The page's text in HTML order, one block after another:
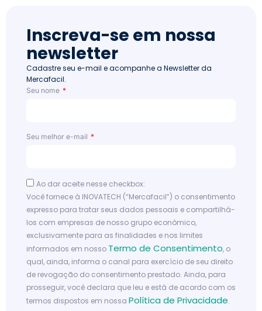
Inscreva-se em nossa
newsletter
Cadastre seu e-mail e acompanhe a Newsletter da
Mercafacil.
Seu nome
Seu melhor e-mail
Ao dar aceite nesse checkbox:
Você fornece à INOVATECH (“Mercafacil”) o consentimento
expresso para tratar seus dados pessoais e compartilhá-
los com empresas de nosso grupo econômico,
exclusivamente para as finalidades e nos limites
informados em nosso Termo de Consentimento, o
qual, ainda, informa o canal para exercício de seu direito
de revogação do consentimento prestado. Ainda, para
prosseguir, você declara que leu e está de acordo com os
termos dispostos em nossa Política de Privacidade.